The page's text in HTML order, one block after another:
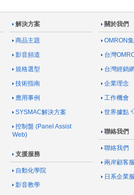
解決方案
商品主題
影音頻道
規格選型
技術指南
應用事例
SYSMAC解決方案
控制盤 (Panel Assist
Web)
支援服務
自動化學院
影音教學
關於我們
OMRON
台灣
台灣經銷
企業理念
工作機會
世界據點
聯絡我們
聯絡我們
兩岸顧客
日系企業